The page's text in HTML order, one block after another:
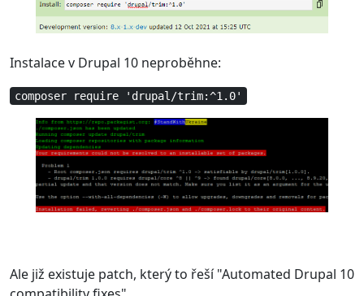
Instalace v Drupal 10 neproběhne:
composer require 'drupal/trim:^1.0'
Ale již existuje patch, který to řeší "Automated Drupal 10